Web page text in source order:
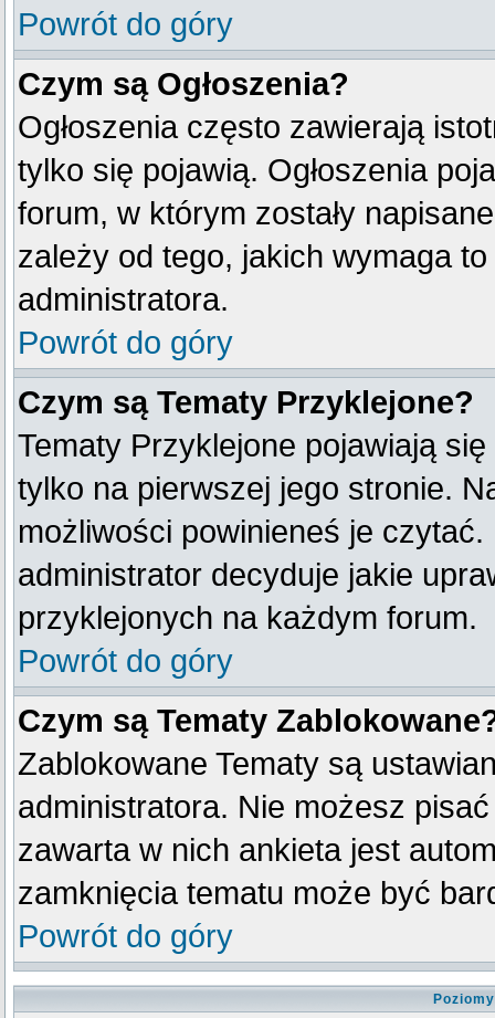
Powrót do góry
Czym są Ogłoszenia?
Ogłoszenia często zawierają
tylko się pojawią. Ogłoszenia
forum, w którym zostały
zależy od tego, jakich wymaga
administratora.
Powrót do góry
Czym są Tematy Przyklejone?
Tematy Przyklejone pojawiają
tylko na pierwszej jego stronie.
możliwości powinieneś je czytać.
administrator decyduje jakie
przyklejonych na każdym forum.
Powrót do góry
Czym są Tematy
Zablokowane Tematy są
administratora. Nie możesz
zawarta w nich ankieta jest
zamknięcia tematu może być
Powrót do góry